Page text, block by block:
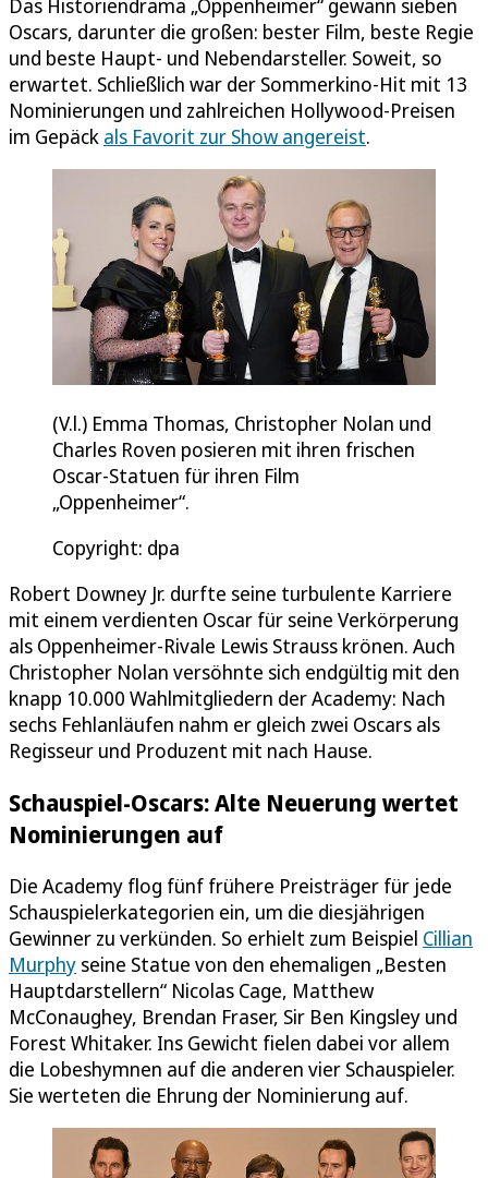
Oscars, darunter die großen: bester Film, beste Regie
und beste Haupt- und Nebendarsteller. Soweit, so
erwartet. Schließlich war der Sommerkino-Hit mit 13
Nominierungen und zahlreichen Hollywood-Preisen
im Gepäck als Favorit zur Show angereist.
(V.l.) Emma Thomas, Christopher Nolan und
Charles Roven posieren mit ihren frischen
Oscar-Statuen für ihren Film
„Oppenheimer“.
Copyright: dpa
Robert Downey Jr. durfte seine turbulente Karriere
mit einem verdienten Oscar für seine Verkörperung
als Oppenheimer-Rivale Lewis Strauss krönen. Auch
Christopher Nolan versöhnte sich endgültig mit den
knapp 10.000 Wahlmitgliedern der Academy: Nach
sechs Fehlanläufen nahm er gleich zwei Oscars als
Regisseur und Produzent mit nach Hause.
Schauspiel-Oscars: Alte Neuerung wertet
Nominierungen auf
Die Academy flog fünf frühere Preisträger für jede
Schauspielerkategorien ein, um die diesjährigen
Gewinner zu verkünden. So erhielt zum Beispiel Cillian
Murphy seine Statue von den ehemaligen „Besten
Hauptdarstellern“ Nicolas Cage, Matthew
McConaughey, Brendan Fraser, Sir Ben Kingsley und
Forest Whitaker. Ins Gewicht fielen dabei vor allem
die Lobeshymnen auf die anderen vier Schauspieler.
Sie werteten die Ehrung der Nominierung auf.